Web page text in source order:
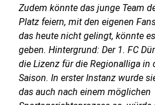
Zudem könnte das junge Team
Platz feiern, mit den eigenen
das heute nicht gelingt, könnte
geben. Hintergrund: Der 1. FC
die Lizenz für die Regionalliga in
Saison. In erster Instanz wurde
das auch nach einem möglichen